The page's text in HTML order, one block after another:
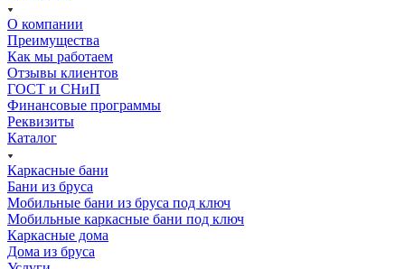
О компании
Преимущества
Как мы работаем
Отзывы клиентов
ГОСТ и СНиП
Финансовые программы
Реквизиты
Каталог
Каркасные бани
Бани из бруса
Мобильные бани из бруса под ключ
Мобильные каркасные бани под ключ
Каркасные дома
Дома из бруса